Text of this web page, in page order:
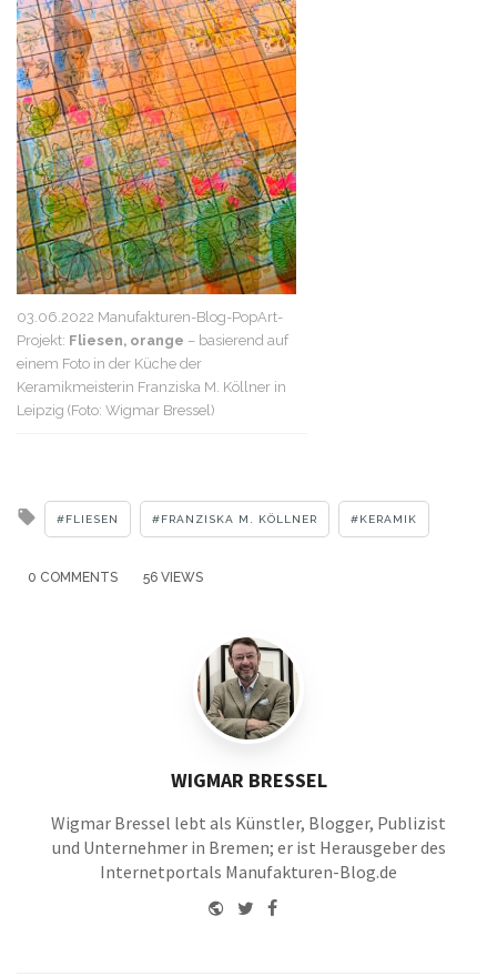
03.06.2022 Manufakturen-Blog-PopArt-
Projekt: Fliesen, orange – basierend auf
einem Foto in der Küche der
Keramikmeisterin Franziska M. Köllner in
Leipzig (Foto: Wigmar Bressel)
Tagged
FLIESEN FRANZISKA M. KÖLLNER KERAMIK
0 COMMENTS 56 VIEWS
WIGMAR BRESSEL
Wigmar Bressel lebt als Künstler, Blogger, Publizist
und Unternehmer in Bremen; er ist Herausgeber des
Internetportals Manufakturen-Blog.de
WebsiteTwitterFacebook